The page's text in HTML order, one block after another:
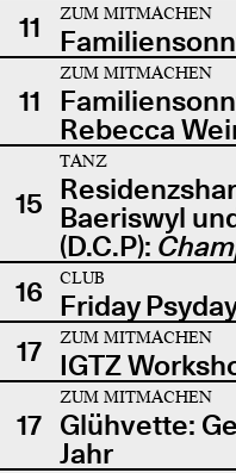
11
ZUM MITMACHEN
11
ZUM MITMACHEN
Rebecca
15
TANZ
Baeriswyl
(D.C.P):
16
CLUB
Friday
17
ZUM MITMACHEN
IGTZ
17
ZUM MITMACHEN
Glühvette:
Jahr